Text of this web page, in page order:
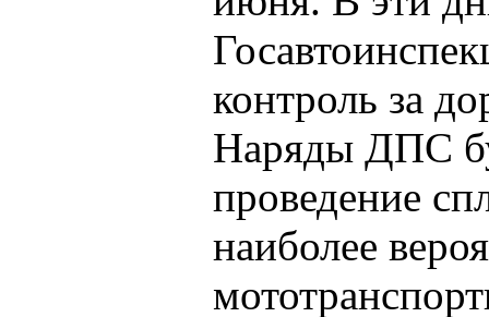
контроль за
Наряды ДПС
проведение
наиболее